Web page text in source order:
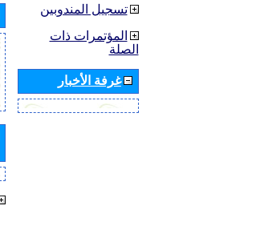
تسجيل المندوبين
المؤتمرات ذات
الصلة
غرفة الأخبار